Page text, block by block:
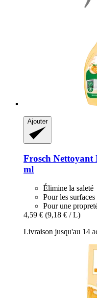
Ajouter
Frosch Nettoyant
ml
Élimine la saleté
Pour les
Pour une
4,59 € (9,18 € / L)
Livraison jusqu'au 14